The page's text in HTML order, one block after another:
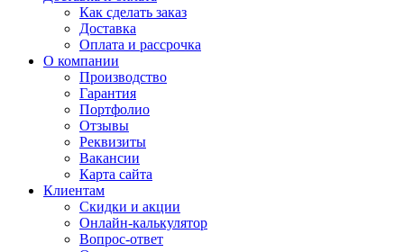
Как сделать заказ
Доставка
Оплата и рассрочка
О компании
Производство
Гарантия
Портфолио
Отзывы
Реквизиты
Вакансии
Карта сайта
Клиентам
Скидки и акции
Онлайн-калькулятор
Вопрос-ответ